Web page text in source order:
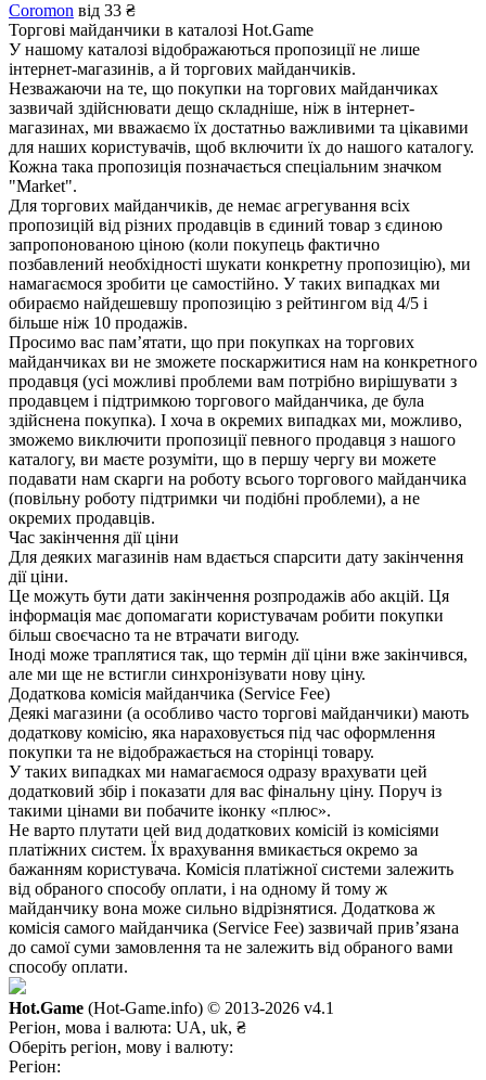
Coromon від 33 ₴
Торгові майданчики в каталозі Hot.Game
У нашому каталозі відображаються пропозиції не лише
інтернет-магазинів, а й торгових майданчиків.
Незважаючи на те, що покупки на торгових майданчиках
зазвичай здійснювати дещо складніше, ніж в інтернет-
магазинах, ми вважаємо їх достатньо важливими та цікавими
для наших користувачів, щоб включити їх до нашого каталогу.
Кожна така пропозиція позначається спеціальним значком
"Market".
Для торгових майданчиків, де немає агрегування всіх
пропозицій від різних продавців в єдиний товар з єдиною
запропонованою ціною (коли покупець фактично
позбавлений необхідності шукати конкретну пропозицію), ми
намагаємося зробити це самостійно. У таких випадках ми
обираємо найдешевшу пропозицію з рейтингом від 4/5 і
більше ніж 10 продажів.
Просимо вас пам’ятати, що при покупках на торгових
майданчиках ви не зможете поскаржитися нам на конкретного
продавця (усі можливі проблеми вам потрібно вирішувати з
продавцем і підтримкою торгового майданчика, де була
здійснена покупка). І хоча в окремих випадках ми, можливо,
зможемо виключити пропозиції певного продавця з нашого
каталогу, ви маєте розуміти, що в першу чергу ви можете
подавати нам скарги на роботу всього торгового майданчика
(повільну роботу підтримки чи подібні проблеми), а не
окремих продавців.
Час закінчення дії ціни
Для деяких магазинів нам вдається спарсити дату закінчення
дії ціни.
Це можуть бути дати закінчення розпродажів або акцій. Ця
інформація має допомагати користувачам робити покупки
більш своєчасно та не втрачати вигоду.
Іноді може траплятися так, що термін дії ціни вже закінчився,
але ми ще не встигли синхронізувати нову ціну.
Додаткова комісія майданчика (Service Fee)
Деякі магазини (а особливо часто торгові майданчики) мають
додаткову комісію, яка нараховується під час оформлення
покупки та не відображається на сторінці товару.
У таких випадках ми намагаємося одразу врахувати цей
додатковий збір і показати для вас фінальну ціну. Поруч із
такими цінами ви побачите іконку «плюс».
Не варто плутати цей вид додаткових комісій із комісіями
платіжних систем. Їх врахування вмикається окремо за
бажанням користувача. Комісія платіжної системи залежить
від обраного способу оплати, і на одному й тому ж
майданчику вона може сильно відрізнятися. Додаткова ж
комісія самого майданчика (Service Fee) зазвичай прив’язана
до самої суми замовлення та не залежить від обраного вами
способу оплати.
Hot.Game (Hot-Game.info) © 2013-2026 v4.1
Регіон, мова і валюта: UA, uk, ₴
Оберіть регіон, мову і валюту:
Регіон: